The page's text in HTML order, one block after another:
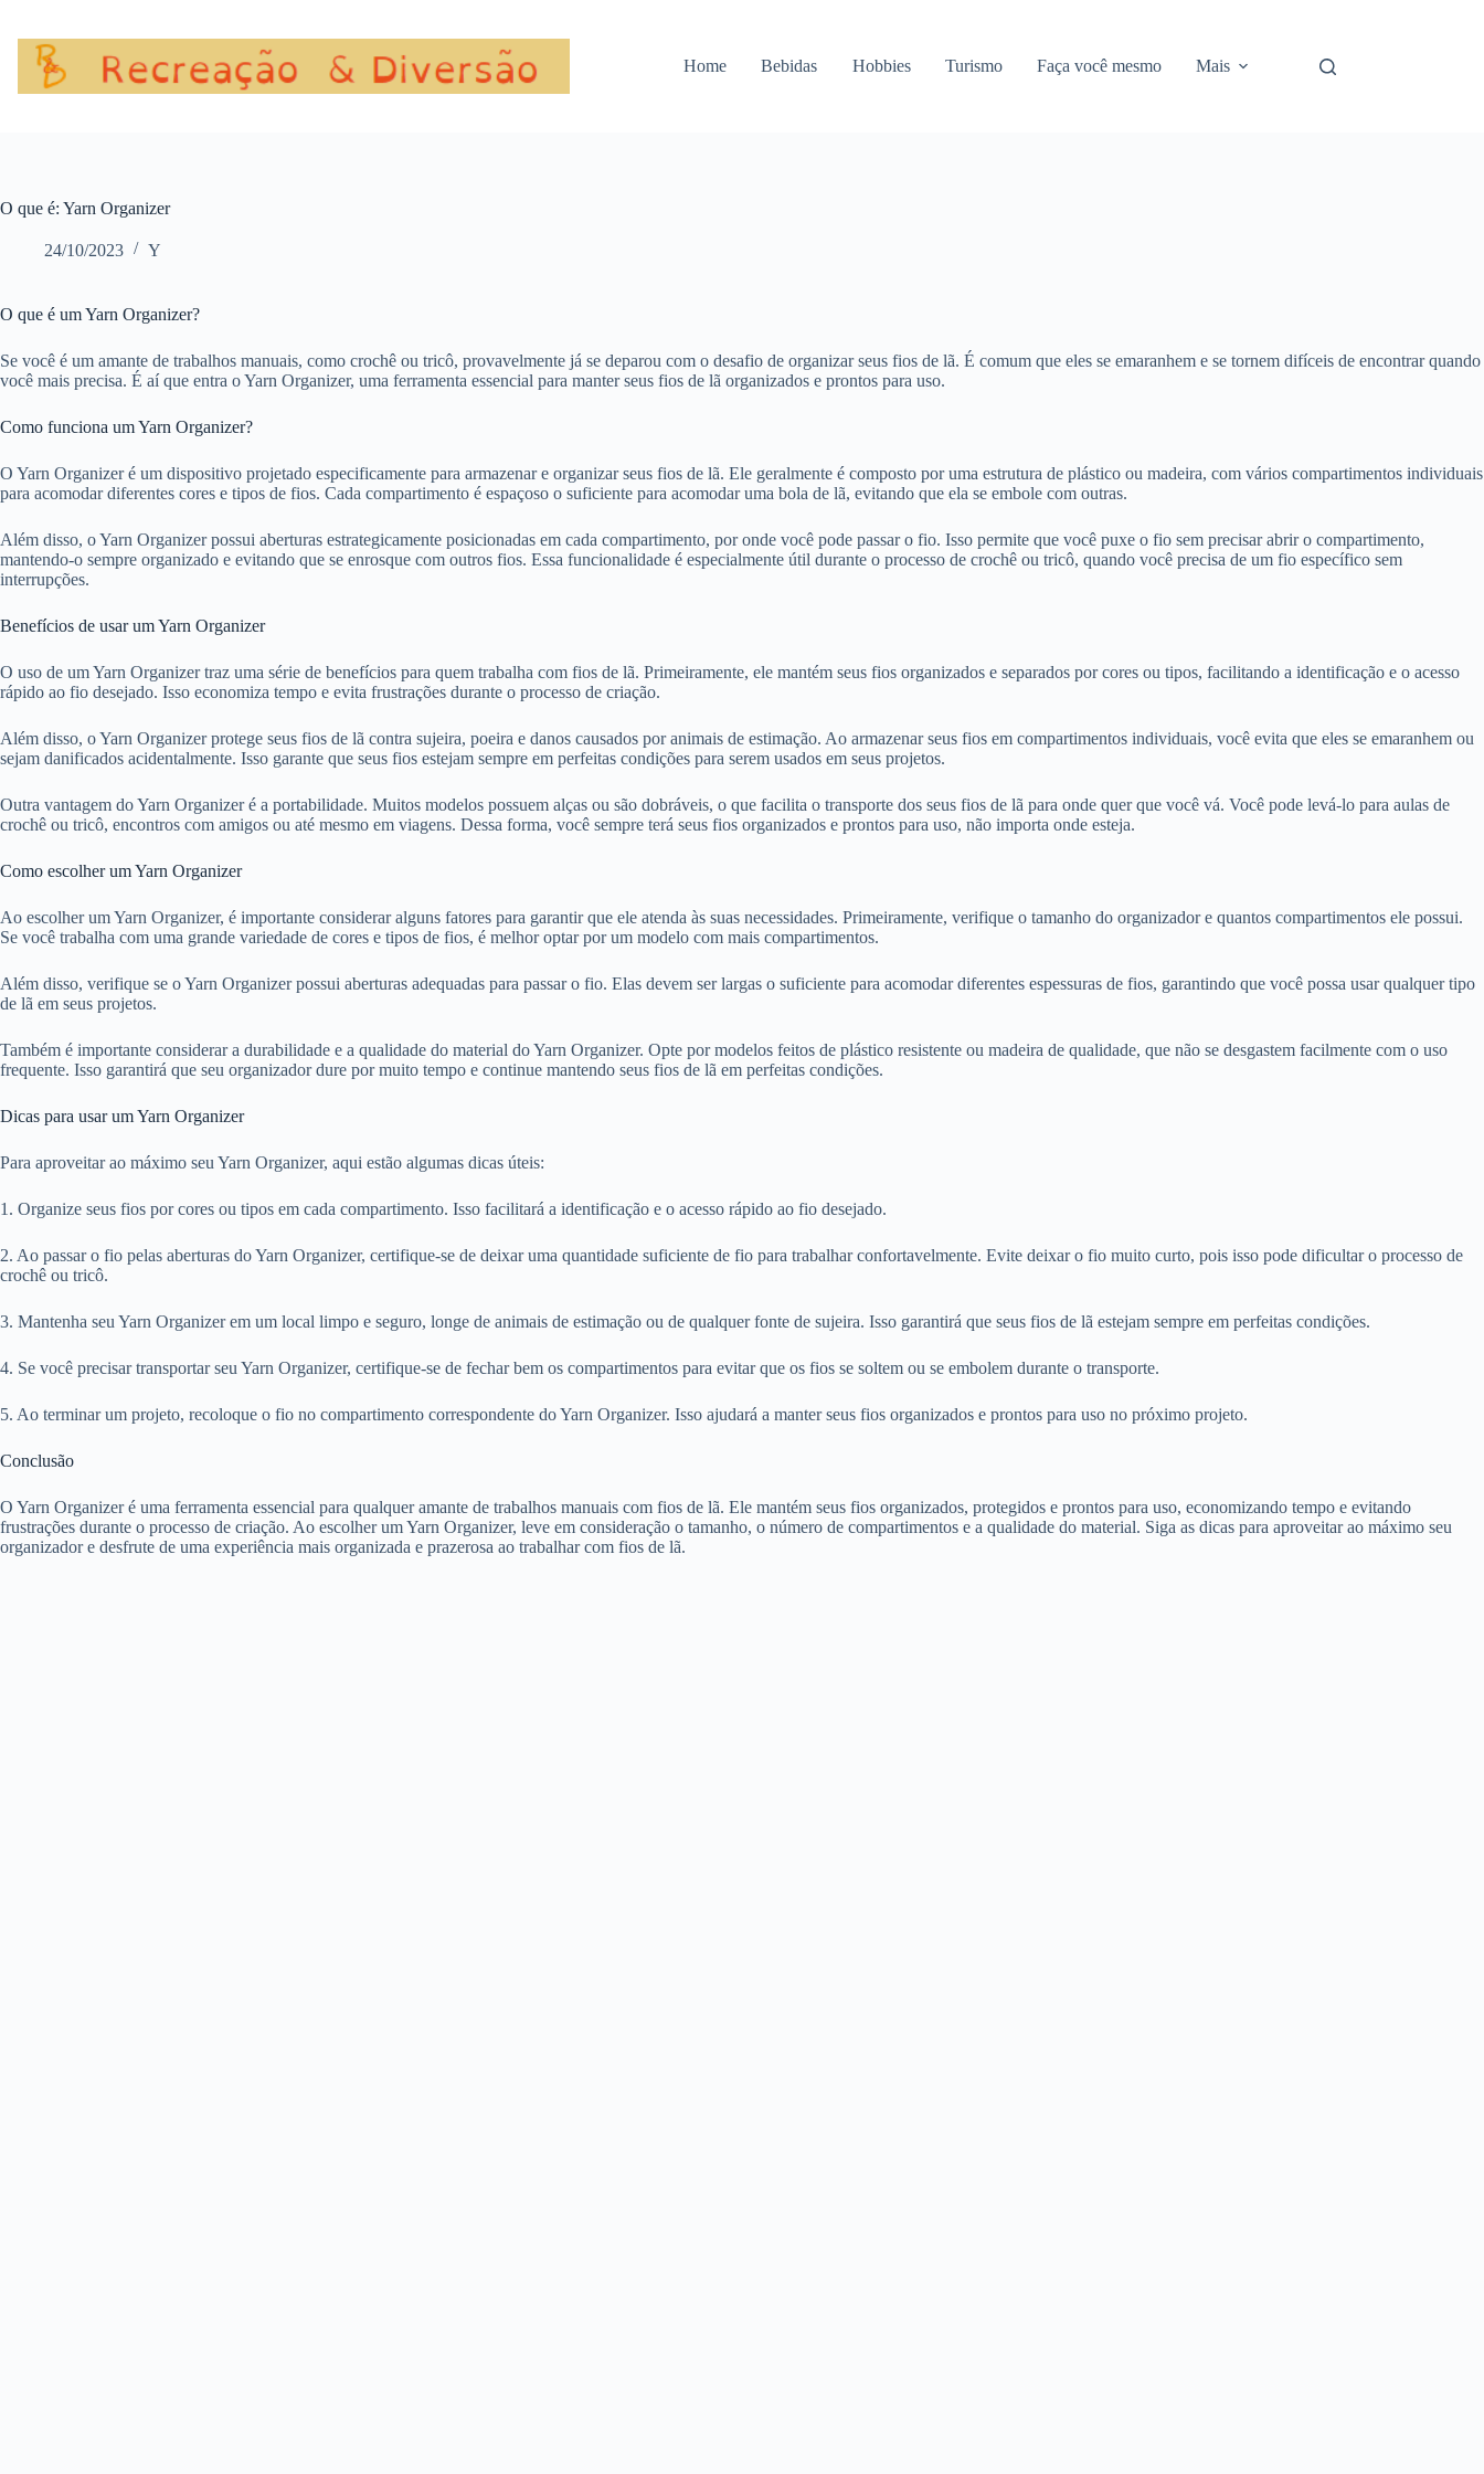
conteúdo
Home Bebidas Hobbies Turismo Faça você mesmo Mais
O que é: Yarn Organizer
24/10/2023 Y
O que é um Yarn Organizer?
Se você é um amante de trabalhos manuais, como crochê ou tricô, provavelmente já se deparou com o desafio de organizar seus fios de lã. É comum que eles se emaranhem e se tornem difíceis de encontrar quando
você mais precisa. É aí que entra o Yarn Organizer, uma ferramenta essencial para manter seus fios de lã organizados e prontos para uso.
Como funciona um Yarn Organizer?
O Yarn Organizer é um dispositivo projetado especificamente para armazenar e organizar seus fios de lã. Ele geralmente é composto por uma estrutura de plástico ou madeira, com vários compartimentos individuais
para acomodar diferentes cores e tipos de fios. Cada compartimento é espaçoso o suficiente para acomodar uma bola de lã, evitando que ela se embole com outras.
Além disso, o Yarn Organizer possui aberturas estrategicamente posicionadas em cada compartimento, por onde você pode passar o fio. Isso permite que você puxe o fio sem precisar abrir o compartimento,
mantendo-o sempre organizado e evitando que se enrosque com outros fios. Essa funcionalidade é especialmente útil durante o processo de crochê ou tricô, quando você precisa de um fio específico sem
interrupções.
Benefícios de usar um Yarn Organizer
O uso de um Yarn Organizer traz uma série de benefícios para quem trabalha com fios de lã. Primeiramente, ele mantém seus fios organizados e separados por cores ou tipos, facilitando a identificação e o acesso
rápido ao fio desejado. Isso economiza tempo e evita frustrações durante o processo de criação.
Além disso, o Yarn Organizer protege seus fios de lã contra sujeira, poeira e danos causados por animais de estimação. Ao armazenar seus fios em compartimentos individuais, você evita que eles se emaranhem ou
sejam danificados acidentalmente. Isso garante que seus fios estejam sempre em perfeitas condições para serem usados em seus projetos.
Outra vantagem do Yarn Organizer é a portabilidade. Muitos modelos possuem alças ou são dobráveis, o que facilita o transporte dos seus fios de lã para onde quer que você vá. Você pode levá-lo para aulas de
crochê ou tricô, encontros com amigos ou até mesmo em viagens. Dessa forma, você sempre terá seus fios organizados e prontos para uso, não importa onde esteja.
Como escolher um Yarn Organizer
Ao escolher um Yarn Organizer, é importante considerar alguns fatores para garantir que ele atenda às suas necessidades. Primeiramente, verifique o tamanho do organizador e quantos compartimentos ele possui.
Se você trabalha com uma grande variedade de cores e tipos de fios, é melhor optar por um modelo com mais compartimentos.
Além disso, verifique se o Yarn Organizer possui aberturas adequadas para passar o fio. Elas devem ser largas o suficiente para acomodar diferentes espessuras de fios, garantindo que você possa usar qualquer tipo
de lã em seus projetos.
Também é importante considerar a durabilidade e a qualidade do material do Yarn Organizer. Opte por modelos feitos de plástico resistente ou madeira de qualidade, que não se desgastem facilmente com o uso
frequente. Isso garantirá que seu organizador dure por muito tempo e continue mantendo seus fios de lã em perfeitas condições.
Dicas para usar um Yarn Organizer
Para aproveitar ao máximo seu Yarn Organizer, aqui estão algumas dicas úteis:
1. Organize seus fios por cores ou tipos em cada compartimento. Isso facilitará a identificação e o acesso rápido ao fio desejado.
2. Ao passar o fio pelas aberturas do Yarn Organizer, certifique-se de deixar uma quantidade suficiente de fio para trabalhar confortavelmente. Evite deixar o fio muito curto, pois isso pode dificultar o processo de
crochê ou tricô.
3. Mantenha seu Yarn Organizer em um local limpo e seguro, longe de animais de estimação ou de qualquer fonte de sujeira. Isso garantirá que seus fios de lã estejam sempre em perfeitas condições.
4. Se você precisar transportar seu Yarn Organizer, certifique-se de fechar bem os compartimentos para evitar que os fios se soltem ou se embolem durante o transporte.
5. Ao terminar um projeto, recoloque o fio no compartimento correspondente do Yarn Organizer. Isso ajudará a manter seus fios organizados e prontos para uso no próximo projeto.
Conclusão
O Yarn Organizer é uma ferramenta essencial para qualquer amante de trabalhos manuais com fios de lã. Ele mantém seus fios organizados, protegidos e prontos para uso, economizando tempo e evitando
frustrações durante o processo de criação. Ao escolher um Yarn Organizer, leve em consideração o tamanho, o número de compartimentos e a qualidade do material. Siga as dicas para aproveitar ao máximo seu
organizador e desfrute de uma experiência mais organizada e prazerosa ao trabalhar com fios de lã.